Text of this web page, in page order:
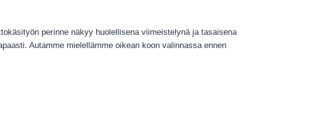
perinne näkyy huolellisena viimeistelynä ja tasaisena
Autamme mielellämme oikean koon valinnassa ennen